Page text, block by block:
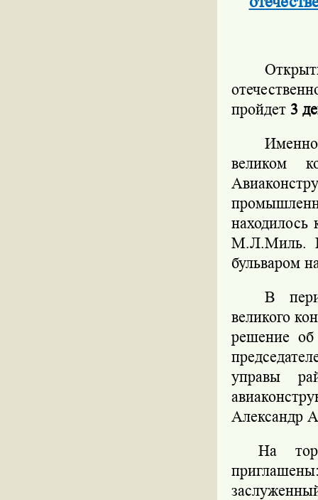
пройдет 3
великом
находилось
М.Л.Миль.
бульваром
В
великого
решение об
управы
Александр
На